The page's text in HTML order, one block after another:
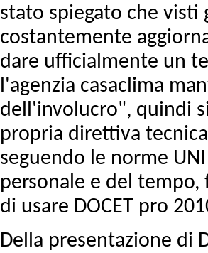
stato spiegato che visti
costantemente
dare ufficialmente un
l'agenzia casaclima
dell'involucro", quindi
propria direttiva
seguendo le norme
personale e del
di usare DOCET pro
Della presentazione di